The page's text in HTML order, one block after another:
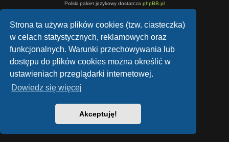
Strona ta używa plików cookies (tzw. ciasteczka)
w celach statystycznych, reklamowych oraz
funkcjonalnych. Warunki przechowywania lub
dostępu do plików cookies można określić w
ustawieniach przeglądarki internetowej.
Dowiedz się więcej
Akceptuję!
Polski pakiet językowy dostarcza phpBB.pl